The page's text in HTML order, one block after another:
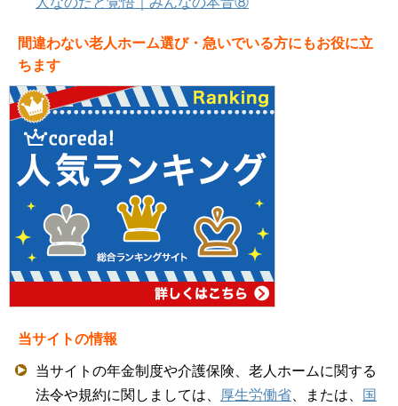
間違わない老人ホーム選び・急いでいる方にもお役に立
ちます
当サイトの情報
当サイトの年金制度や介護保険、老人ホームに関する
法令や規約に関しましては、 厚生労働省 、または、 国